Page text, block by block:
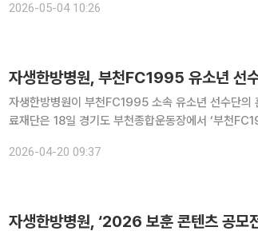
보훈부가 후원하고 자생의료재단이 주최한 ‘제4회 보
2026-05-04 10:26
자생한방병원, 부천FC1995 유소년 선
자생한방병원이 부천FC1995 소속 유소년 선수단의 훈
료재단은 18일 경기도 부천종합운동장에서 ‘부천
자 등을 격려했다. 이번 사업은 미래의 축구 국가대
2026-04-20 09:37
자생한방병원, ‘2026 보훈 콘텐츠 공모